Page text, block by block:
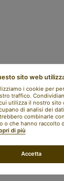
privacy policy
preferenze cookie
sito web
i cookie per
traffico.
utilizza il nostro sito
di analisi dei
combinarle
o che hanno raccolto
di più
Accetta